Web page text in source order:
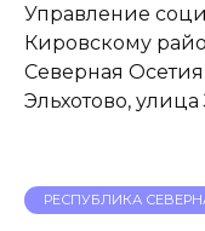
Управление
Кировскому
Северная
Эльхотово, улица
РЕСПУБЛИКА